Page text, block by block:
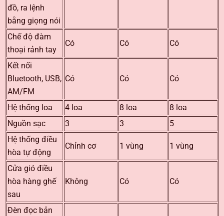
đồ, ra lệnh
bằng giọng nói
Chế độ đàm
thoại rảnh tay
Có Có Có
Kết nối
Bluetooth, USB,
AM/FM
Có Có Có
Hệ thống loa 4 loa 8 loa
8 loa
Nguồn sạc
3 3
5
Hệ thống điều
hòa tự động
Chỉnh cơ 1 vùng 1 vùng
Cửa gió điều
hòa hàng ghế
sau
Không Có Có
Đèn đọc bản